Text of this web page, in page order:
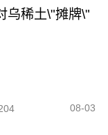
乌稀土\"摊牌\"
08-03